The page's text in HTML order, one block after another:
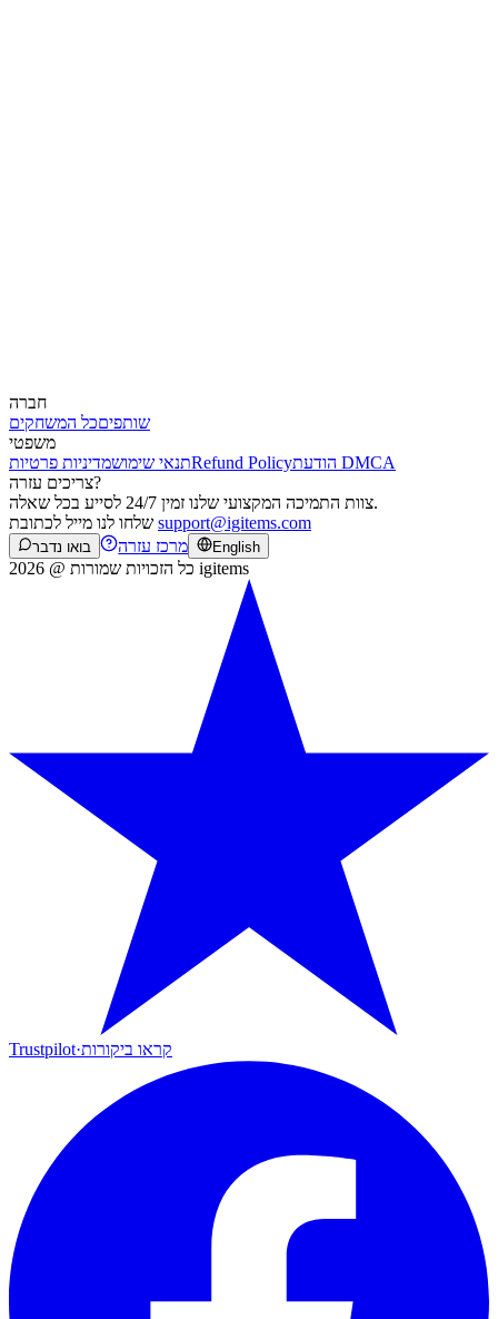
חברה
שותפיםכל המשחקים
משפטי
תנאי שימושמדיניות פרטיות Refund Policy
הודעת DMCA
צריכים עזרה?
צוות התמיכה המקצועי שלנו זמין 24/7 לסייע בכל שאלה.
support@igitems.com
בואו נדבר מרכז עזרה English
כל הזכויות שמורות @ 2026 igitems
Trustpilot·קראו ביקורות